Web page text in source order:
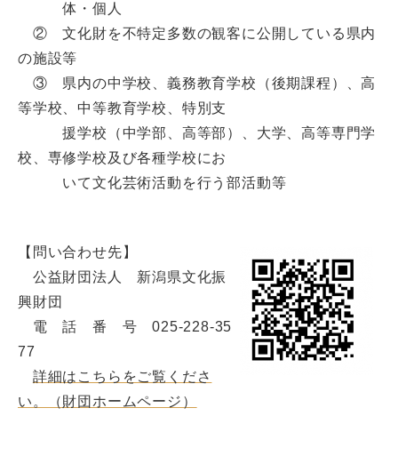
体・個人
② 文化財を不特定多数の観客に公開している県内
の施設等
③ 県内の中学校、義務教育学校（後期課程）、高
等学校、中等教育学校、特別支
援学校（中学部、高等部）、大学、高等専門学
校、専修学校及び各種学校にお
いて文化芸術活動を行う部活動等
【問い合わせ先】
公益財団法人 新潟県文化振
興財団
電 話 番 号 025-228-35
77
詳細はこちらをご覧くださ
い。（財団ホームページ）